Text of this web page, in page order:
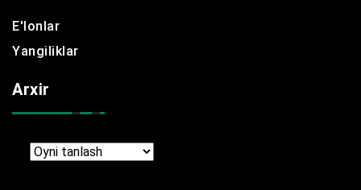
E'lonlar
Yangiliklar
Arxir
Arxir